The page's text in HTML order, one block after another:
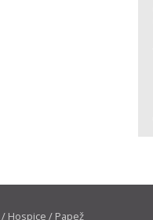
/ Hospice / Papež